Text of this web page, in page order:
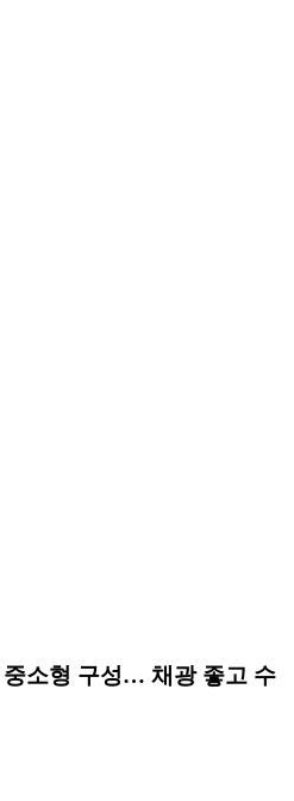
중소형 구성… 채광 좋고 수